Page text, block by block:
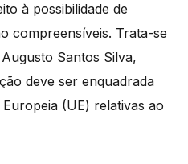
à possibilidade de
compreensíveis. Trata-se
Santos Silva,
deve ser enquadrada
(UE) relativas ao